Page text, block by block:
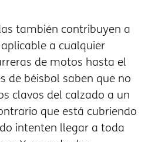
también contribuyen a
a cualquier
de motos hasta el
de béisbol saben que no
clavos del calzado a un
que está cubriendo
intenten llegar a toda